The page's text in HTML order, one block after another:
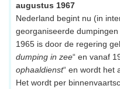
augustus 1967
Nederland begint nu (in
georganiseerde
1965 is door de regering
dumping in zee“ en vanaf
ophaaldienst“ en wordt het
Het wordt per